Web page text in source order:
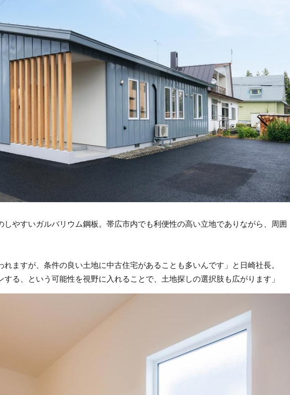
やすいガルバリウム鋼板。帯広市内でも利便性の高い立地でありながら、周囲
れますが、条件の良い土地に中古住宅があることも多いんです」と日崎社長。
する、という可能性を視野に入れることで、土地探しの選択肢も広がります」